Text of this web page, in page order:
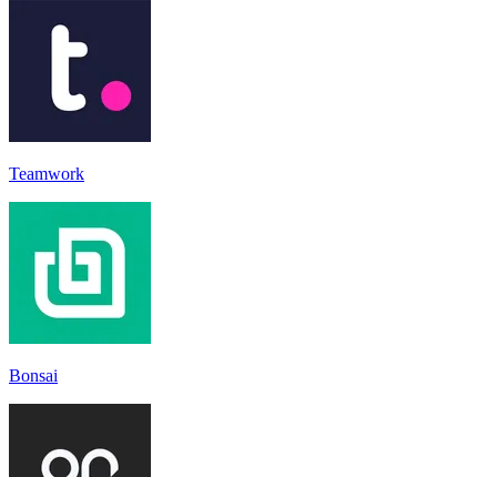
Teamwork
Bonsai